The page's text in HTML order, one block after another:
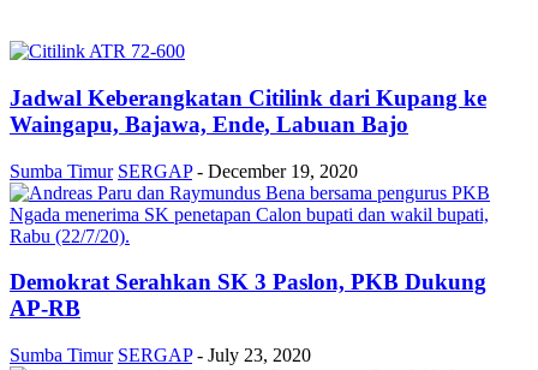
Jadwal Keberangkatan Citilink dari Kupang ke
Waingapu, Bajawa, Ende, Labuan Bajo
Sumba Timur SERGAP - December 19, 2020
Demokrat Serahkan SK 3 Paslon, PKB Dukung
AP-RB
Sumba Timur SERGAP - July 23, 2020